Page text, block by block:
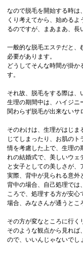
なので脱毛を開始する時は
くり考えてから、始める
るのですが、まあまあ、長
一般的な脱毛エステだと、
必要があります。
どうしてそんな時間が掛
す。
それ故、脱毛をする際は、
生理の期間中は、ハイジニ
関わらず脱毛が出来ないサ
そのわけは、生理がはじ
じてしまったり、お肌の
情を考慮した上で、生理の
れの結婚式で、美しいウェ
と女子としての美しさが、
実際、背中が見られる意外
背中の場合、自己処理では
ころで、処理する方が安心
場合、みなさんが通うとこ
その方が変なところに行く
そのような観点から見れば
ので、いいんじゃないでし